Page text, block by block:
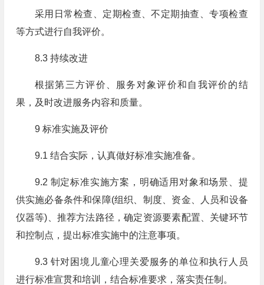
采用日常检查、定期检查、不定期抽查、专项检查
等方式进行自我评价。
8.3 持续改进
根据第三方评价、服务对象评价和自我评价的结
果，及时改进服务内容和质量。
9 标准实施及评价
9.1 结合实际，认真做好标准实施准备。
9.2 制定标准实施方案，明确适用对象和场景、提
供实施必备条件和保障(组织、制度、资金、人员和设备
仪器等)、推荐方法路径，确定资源要素配置、关键环节
和控制点，提出标准实施中的注意事项。
9.3 针对困境儿童心理关爱服务的单位和执行人员
进行标准宣贯和培训，结合标准要求，落实责任制。